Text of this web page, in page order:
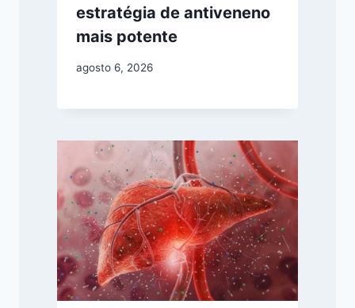
estratégia de antiveneno
mais potente
agosto 6, 2026